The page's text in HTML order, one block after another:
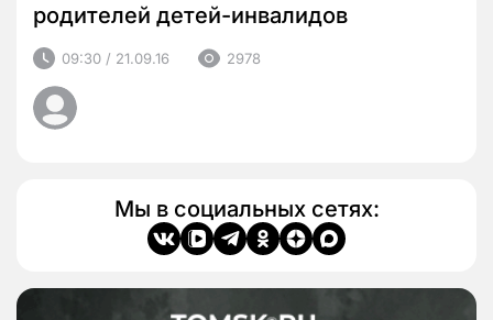
родителей детей-инвалидов
09:30 / 21.09.16 2978
Мы в социальных сетях: